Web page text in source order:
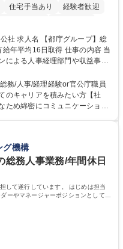
住宅手当あり
経験者歓迎
補助あり
プ】総
日取得 仕事の内容 当
による人事経理部門や収益事業
務をお任せいたします。研修
務詳細 【業務詳細】■
運営に係る管理業務 ■収益部
西口広場の「イベントコーナ
※入社後は上記いずれかの部門
【都庁グル
未満／有給年平均16日取得
務/人事/経理経験or官公庁職員
のキャリアを積みたい方【社
ため綿密にコミュニケーション
■様々なプロジェクト：駐車場
明を兼ねた広告「ブライトサ
生み出す活動を積極的に行って
グ機構
総務人事業務/年間休日
して遂行しています。 はじめは担当
ーやマネージャーポジションとして活